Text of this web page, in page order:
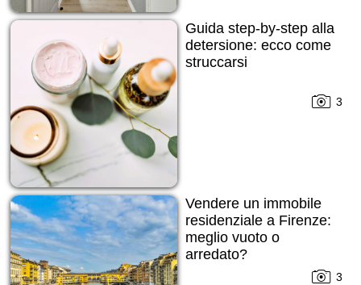
Guida step-by-step alla
detersione: ecco come
struccarsi
3
Vendere un immobile
residenziale a Firenze:
meglio vuoto o
arredato?
3